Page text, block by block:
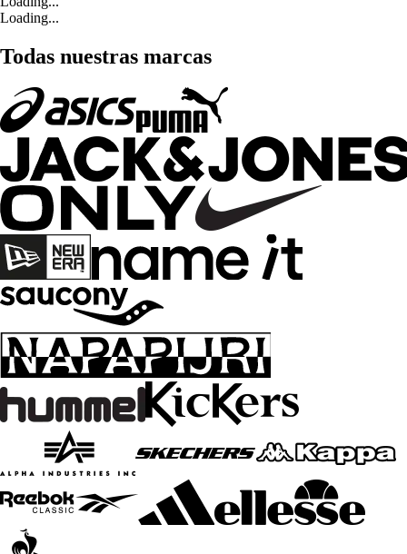
Loading...
Todas nuestras marcas